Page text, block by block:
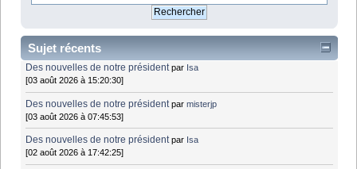
Sujet récents
Des nouvelles de notre président par Isa
[03 août 2026 à 15:20:30]
Des nouvelles de notre président parmisterjp
[03 août 2026 à 07:45:53]
Des nouvelles de notre président par Isa
[02 août 2026 à 17:42:25]